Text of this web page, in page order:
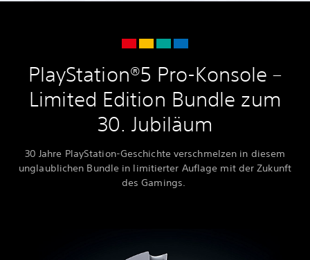
PlayStation®5 Pro-Konsole –
Limited Edition Bundle zum
30. Jubiläum
30 Jahre PlayStation-Geschichte verschmelzen in diesem
unglaublichen Bundle in limitierter Auflage mit der Zukunft
des Gamings.